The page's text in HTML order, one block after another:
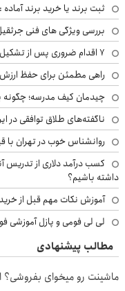
ثبت برند یا خرید برند
بررسی ویژگی های فنی
۷ اقدام ضروری پس از تشکیل پرونده مواد مخدر؛ راهنمای خانواده‌ها
راهی مطمئن برای حفظ
چیدمان کیف مدرسه؛
ناگفته‌های طلاق توافقی
روانشناس خوب در تهران
کسب درآمد دلاری از تدریس
داشته باشیم؟
آموزش نکات مهم قبل از خرید
لی لی فومی و پازل آموزشی
مطالب پیشنهادی
ماشینت رو میخوای بفروشی؟